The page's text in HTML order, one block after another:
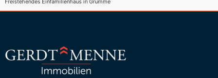
Freistehendes Einfamilienhaus in Grumme